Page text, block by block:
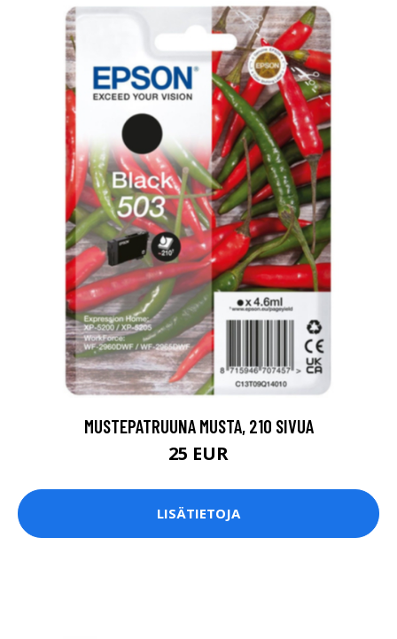
MUSTEPATRUUNA MUSTA, 210 SIVUA
25 EUR
LISÄTIETOJA